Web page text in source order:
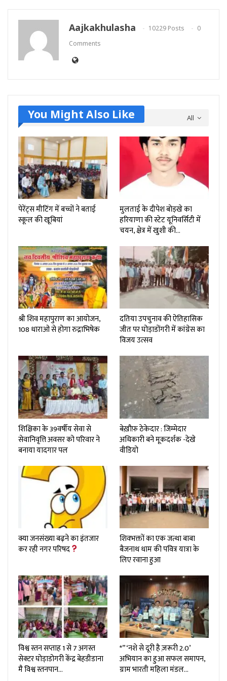
Aajkakhulasha 10229 Posts
0
Comments
All
You Might Also Like
पेरेंट्स मीटिंग में बच्चों ने बताई
स्कूल की खूबियां
मुलताई के दीपेश बोड़खे का
हरियाणा की स्टेट यूनिवर्सिटी में
चयन, क्षेत्र में खुशी की…
श्री शिव महापुराण का आयोजन,
108 धाराओ से होगा रुद्राभिषेक
दतिया उपचुनाव की ऐतिहासिक
जीत पर घोड़ाडोंगरी में कांग्रेस का
विजय उत्सव
शिक्षिका के 39वर्षीय सेवा से
सेवानिवृत्ति अवसर को परिवार ने
बनाया यादगार पल
बेख़ौफ़ ठेकेदार : जिम्मेदार
अधिकारी बने मूकदर्शक -देखे
वीडियो
क्या जनसंख्या बढ़ने का इंतजार
कर रही नगर परिषद
शिवभक्तों का एक जत्था बाबा
बैजनाथ धाम की पवित्र यात्रा के
लिए रवाना हुआ
विश्व स्तन सप्ताह 1 से 7 अगस्त
सेक्टर घोड़ाडोगरी केंद्र बेहडीडाना
मै विश्व स्तनपान…
*”‘नशे से दूरी है ज़रूरी 2.0’
अभियान का हुआ सफल समापन,
ग्राम भारती महिला मंडल…